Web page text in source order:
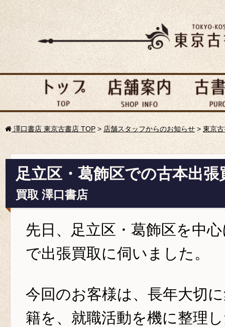
澤口書店 東京古書店 TOP > 店舗スタッフからのお知らせ> 東京
足立区・葛飾区での古本出
買取 澤口書店
先日、足立区・葛飾区を中
で出張買取に伺いました。
今回のお客様は、長年大切
籍を、就職活動を機に整理